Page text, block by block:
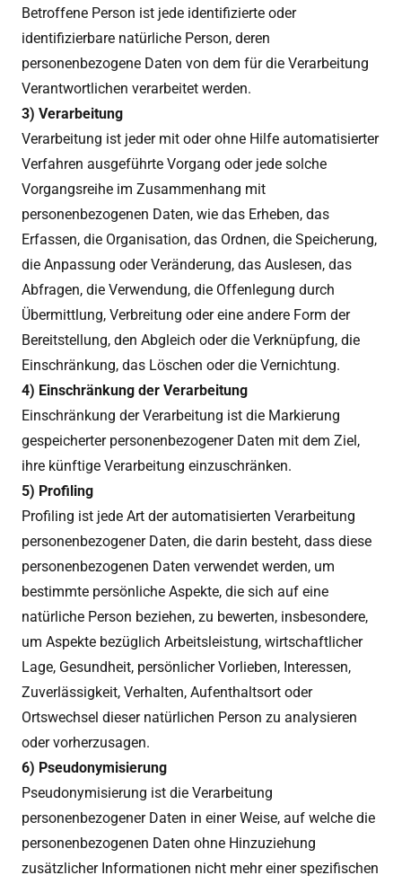
Betroffene Person ist jede identifizierte oder
identifizierbare natürliche Person, deren
personenbezogene Daten von dem für die Verarbeitung
Verantwortlichen verarbeitet werden.
3) Verarbeitung
Verarbeitung ist jeder mit oder ohne Hilfe automatisierter
Verfahren ausgeführte Vorgang oder jede solche
Vorgangsreihe im Zusammenhang mit
personenbezogenen Daten, wie das Erheben, das
Erfassen, die Organisation, das Ordnen, die Speicherung,
die Anpassung oder Veränderung, das Auslesen, das
Abfragen, die Verwendung, die Offenlegung durch
Übermittlung, Verbreitung oder eine andere Form der
Bereitstellung, den Abgleich oder die Verknüpfung, die
Einschränkung, das Löschen oder die Vernichtung.
4) Einschränkung der Verarbeitung
Einschränkung der Verarbeitung ist die Markierung
gespeicherter personenbezogener Daten mit dem Ziel,
ihre künftige Verarbeitung einzuschränken.
5) Profiling
Profiling ist jede Art der automatisierten Verarbeitung
personenbezogener Daten, die darin besteht, dass diese
personenbezogenen Daten verwendet werden, um
bestimmte persönliche Aspekte, die sich auf eine
natürliche Person beziehen, zu bewerten, insbesondere,
um Aspekte bezüglich Arbeitsleistung, wirtschaftlicher
Lage, Gesundheit, persönlicher Vorlieben, Interessen,
Zuverlässigkeit, Verhalten, Aufenthaltsort oder
Ortswechsel dieser natürlichen Person zu analysieren
oder vorherzusagen.
6) Pseudonymisierung
Pseudonymisierung ist die Verarbeitung
personenbezogener Daten in einer Weise, auf welche die
personenbezogenen Daten ohne Hinzuziehung
zusätzlicher Informationen nicht mehr einer spezifischen